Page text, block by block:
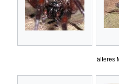
älteres